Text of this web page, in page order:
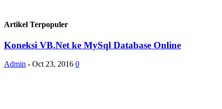
Artikel Terpopuler
Koneksi VB.Net ke MySql Database Online
Admin - Oct 23, 2016 0